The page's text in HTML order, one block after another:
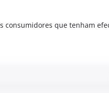
consumidores que tenham